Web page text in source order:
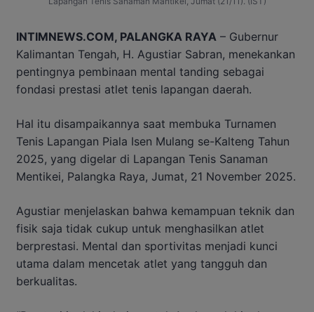
INTIMNEWS.COM, PALANGKA RAYA – Gubernur
Kalimantan Tengah, H. Agustiar Sabran, menekankan
pentingnya pembinaan mental tanding sebagai
fondasi prestasi atlet tenis lapangan daerah.
Hal itu disampaikannya saat membuka Turnamen
Tenis Lapangan Piala Isen Mulang se-Kalteng Tahun
2025, yang digelar di Lapangan Tenis Sanaman
Mentikei, Palangka Raya, Jumat, 21 November 2025.
Agustiar menjelaskan bahwa kemampuan teknik dan
fisik saja tidak cukup untuk menghasilkan atlet
berprestasi. Mental dan sportivitas menjadi kunci
utama dalam mencetak atlet yang tangguh dan
berkualitas.